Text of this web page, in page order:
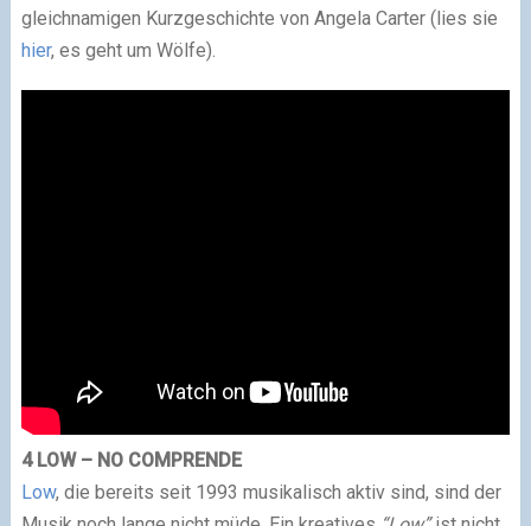
gleichnamigen Kurzgeschichte von Angela Carter (lies sie
hier, es geht um Wölfe).
4 LOW – NO COMPRENDE
Low, die bereits seit 1993 musikalisch aktiv sind, sind der